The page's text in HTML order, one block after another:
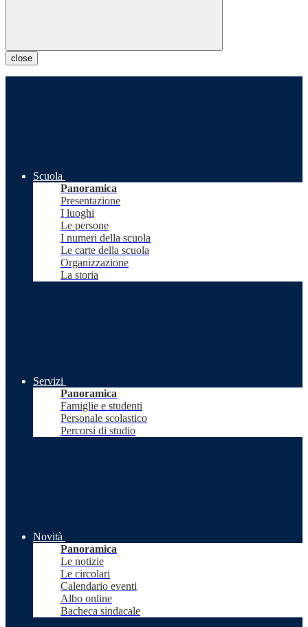
close
Scuola
Panoramica
Presentazione
I luoghi
Le persone
I numeri della scuola
Le carte della scuola
Organizzazione
La storia
Servizi
Panoramica
Famiglie e studenti
Personale scolastico
Percorsi di studio
Novità
Panoramica
Le notizie
Le circolari
Calendario eventi
Albo online
Bacheca sindacale